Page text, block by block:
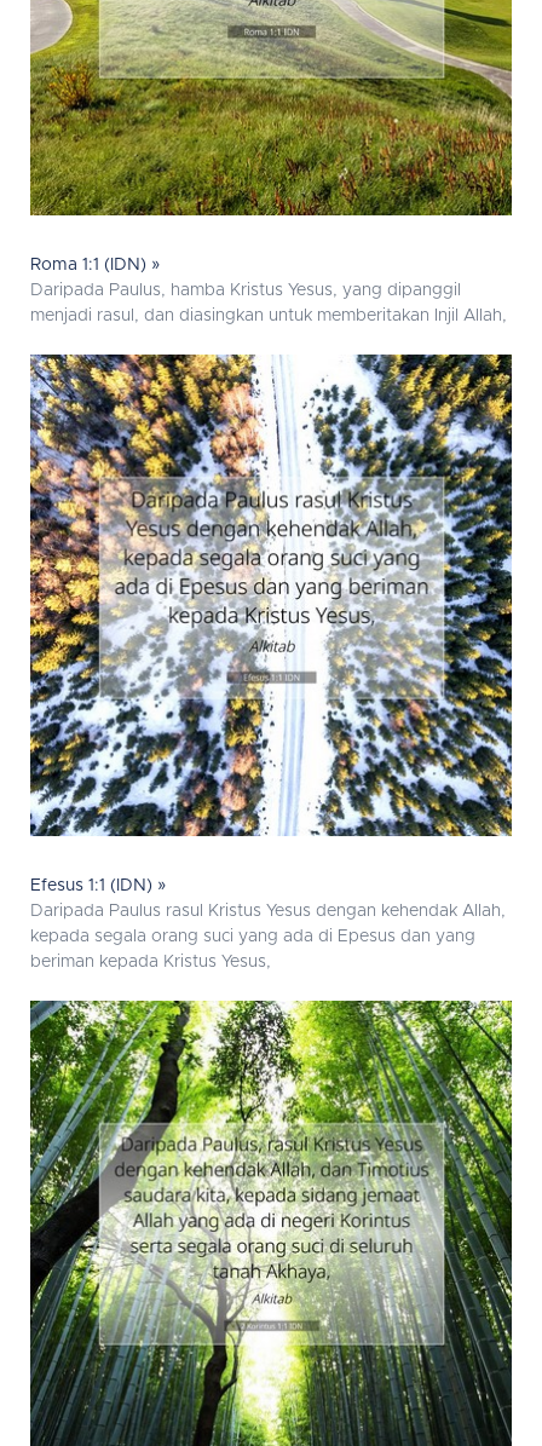
Roma 1:1 (IDN) »
Daripada Paulus, hamba Kristus Yesus, yang dipanggil
menjadi rasul, dan diasingkan untuk memberitakan Injil Allah,
Efesus 1:1 (IDN) »
Daripada Paulus rasul Kristus Yesus dengan kehendak Allah,
kepada segala orang suci yang ada di Epesus dan yang
beriman kepada Kristus Yesus,